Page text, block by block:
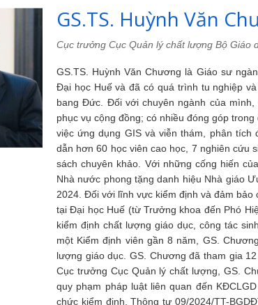
GS.TS. Huỳnh Văn
Cục trưởng Cục Quản lý chất lượng Bộ Giáo
GS.TS. Huỳnh Văn Chương là Giáo sư
Đại học Huế và đã có quá trình tu nghiệp
bang Đức. Đối với chuyên ngành của
phục vụ cộng đồng; có nhiều đóng góp
việc ứng dụng GIS và viễn thám, phân
dẫn hơn 60 học viên cao học, 7 nghiên cứu
sách chuyên khảo. Với những cống hiến
Nhà nước phong tặng danh hiệu Nhà giáo
2024. Đối với lĩnh vực kiểm định và đảm
tại Đại học Huế (từ Trưởng khoa đến Phó
kiểm định chất lượng giáo dục, công tác
một Kiểm định viên gần 8 năm, GS.
lượng giáo dục. GS. Chương đã tham gia
Cục trưởng Cục Quản lý chất lượng, GS.
quy phạm pháp luật liên quan đến
chức kiểm định, Thông tư 09/2024/TT-